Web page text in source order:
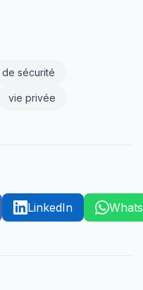
sécurité
vie privée
LinkedIn